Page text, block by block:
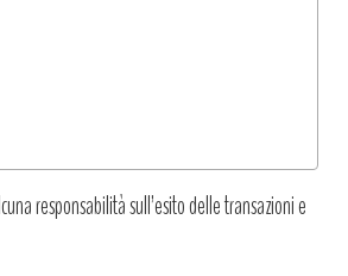
responsabilità sull’esito delle transazioni e